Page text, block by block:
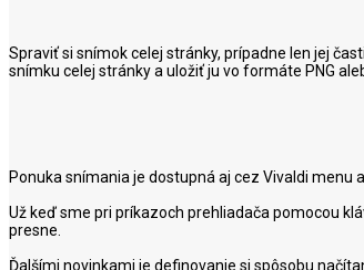
Spraviť si snímok celej stránky, prípadne len jej
snímku celej stránky a uložiť ju vo formáte PNG
Ponuka snímania je dostupná aj cez Vivaldi
Už keď sme pri príkazoch prehliadača pomocou
presne.
Ďalšími novinkami je definovanie si spôsobu